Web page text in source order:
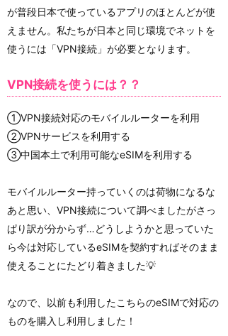
が普段日本で使っているアプリのほとんどが使
えません。私たちが日本と同じ環境でネットを
使うには「VPN接続」が必要となります。
VPN接続を使うには？？
①VPN接続対応のモバイルルーターを利用
②VPNサービスを利用する
③中国本土で利用可能なeSIMを利用する
モバイルルーター持っていくのは荷物になるな
あと思い、VPN接続について調べましたがさっ
ぱり訳が分からず…どうしようかと思っていた
ら今は対応しているeSIMを契約すればそのまま
使えることにたどり着きました💡
なので、以前も利用したこちらのeSIMで対応の
ものを購入し利用しました！